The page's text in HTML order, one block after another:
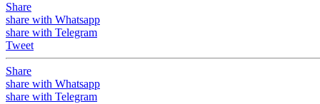
Share
share with Whatsapp
share with Telegram
Tweet
Share
share with Whatsapp
share with Telegram